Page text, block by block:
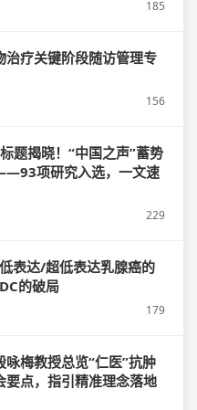
185
疗关键阶段随访管理专
156
题揭晓！“中国之声”蓄势
项研究入选，一文速
229
表达/超低表达乳腺癌的
的破局
179
梅教授总览“仁医”抗肿
点，指引精准理念落地